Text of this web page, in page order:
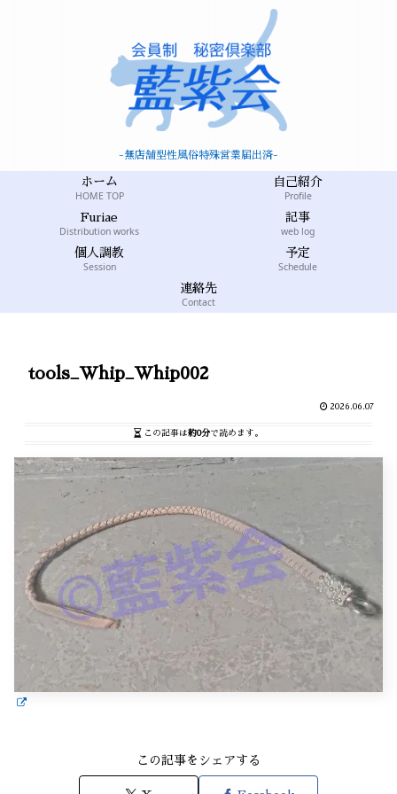
-無店舗型性風俗特殊営業届出済-
ホーム
HOME TOP
自己紹介
Profile
Furiae
Distribution works
記事
web log
個人調教
Session
予定
Schedule
連絡先
Contact
tools_Whip_Whip002
2026.06.07
この記事は約0分で読めます。
この記事をシェアする